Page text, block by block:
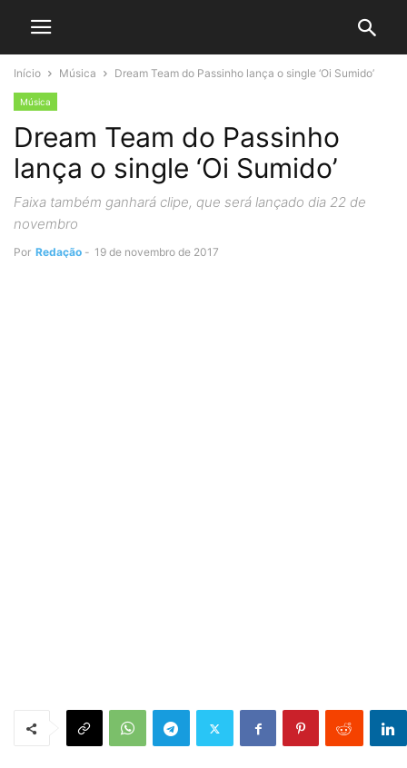
Início Música Dream Team do Passinho lança o single ‘Oi Sumido’
Música
Dream Team do Passinho
lança o single ‘Oi Sumido’
Faixa também ganhará clipe, que será lançado dia 22 de
novembro
Por Redação - 19 de novembro de 2017